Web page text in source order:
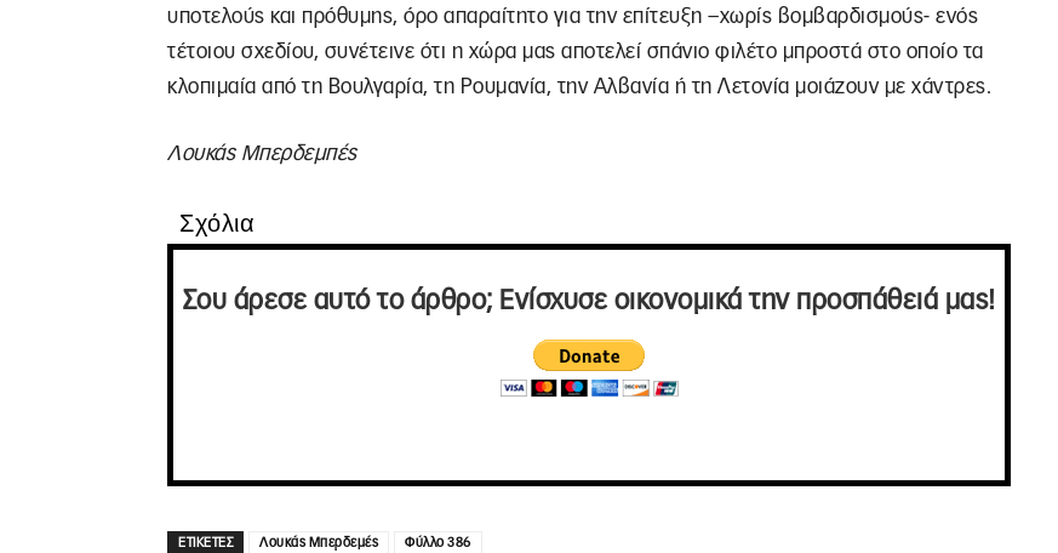
υποτελούς και πρόθυμης, όρο απαραίτητο για την επίτευξη –χωρίς βομβαρδισμούς- ενός
τέτοιου σχεδίου, συνέτεινε ότι η χώρα μας αποτελεί σπάνιο φιλέτο μπροστά στο οποίο τα
κλοπιμαία από τη Βουλγαρία, τη Ρουμανία, την Αλβανία ή τη Λετονία μοιάζουν με χάντρες.
Λουκάς Μπερδεμπές
Σχόλια
Σου άρεσε αυτό το άρθρο; Ενίσχυσε οικονομικά την προσπάθειά μας!
ΕΤΙΚΕΤΕΣ Λουκάς Μπερδεμές Φύλλο 386